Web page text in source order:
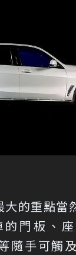
的重點當
門板、
隨手可觸